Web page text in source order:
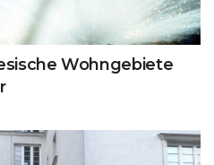
Wohngebiete